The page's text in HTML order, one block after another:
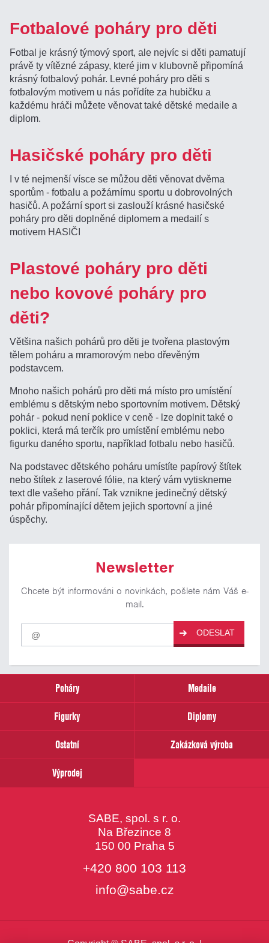
Fotbalové poháry pro děti
Fotbal je krásný týmový sport, ale nejvíc si děti pamatují
právě ty vítězné zápasy, které jim v klubovně připomíná
krásný fotbalový pohár. Levné poháry pro děti s
fotbalovým motivem u nás pořídíte za hubičku a
každému hráči můžete věnovat také dětské medaile a
diplom.
Hasičské poháry pro děti
I v té nejmenší vísce se můžou děti věnovat dvěma
sportům - fotbalu a požárnímu sportu u dobrovolných
hasičů. A požární sport si zaslouží krásné hasičské
poháry pro děti doplněné diplomem a medailí s
motivem HASIČI
Plastové poháry pro děti
nebo kovové poháry pro
děti?
Většina našich pohárů pro děti je tvořena plastovým
tělem poháru a mramorovým nebo dřevěným
podstavcem.
Mnoho našich pohárů pro děti má místo pro umístění
emblému s dětským nebo sportovním motivem. Dětský
pohár - pokud není poklice v ceně - lze doplnit také o
poklici, která má terčík pro umístění emblému nebo
figurku daného sportu, například fotbalu nebo hasičů.
Na podstavec dětského poháru umístíte papírový štítek
nebo štítek z laserové fólie, na který vám vytiskneme
text dle vašeho přání. Tak vznikne jedinečný dětský
pohár připomínající dětem jejich sportovní a jiné
úspěchy.
Newsletter
Chcete být informováni o novinkách, pošlete nám Váš e-
mail.
Pro
odběr
našich
email
ODESLAT
Poháry
Medaile
Figurky
Diplomy
Ostatní
Zakázková výroba
Výprodej
SABE, spol. s r. o.
Na Březince 8
150 00 Praha 5
+420 800 103 113
info@sabe.cz
Copyright © SABE, spol. s r. o. |